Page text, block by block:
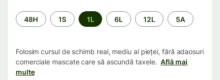
Perioada
48H 1S 1L 6L 12L 5A
Folosim cursul de schimb real, mediu al pieței, fără adaosuri
comerciale mascate care să ascundă taxele. Află mai
multe